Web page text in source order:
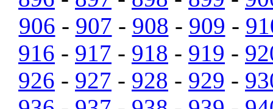
906 - 907 - 908 - 909 -
916 - 917 - 918 - 919 -
926 - 927 - 928 - 929 -